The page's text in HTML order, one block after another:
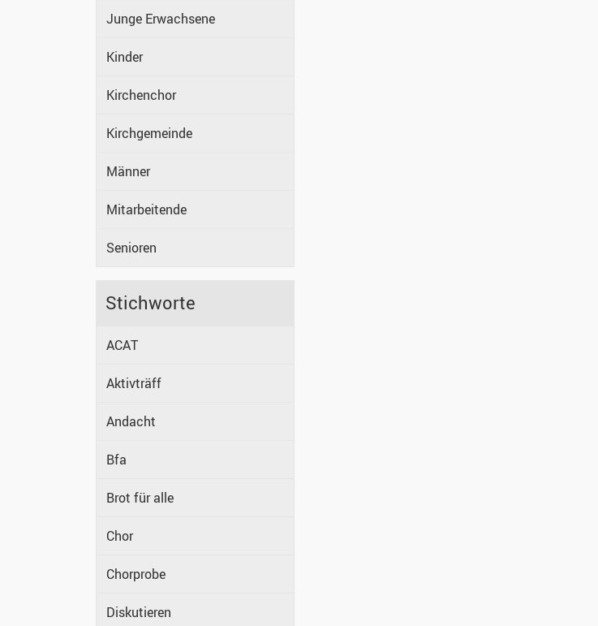
Junge Erwachsene
Kinder
Kirchenchor
Kirchgemeinde
Männer
Mitarbeitende
Senioren
Stichworte
ACAT
Aktivträff
Andacht
Bfa
Brot für alle
Chor
Chorprobe
Diskutieren